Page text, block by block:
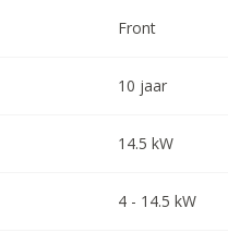
Front
10 jaar
14.5 kW
4 - 14.5 kW